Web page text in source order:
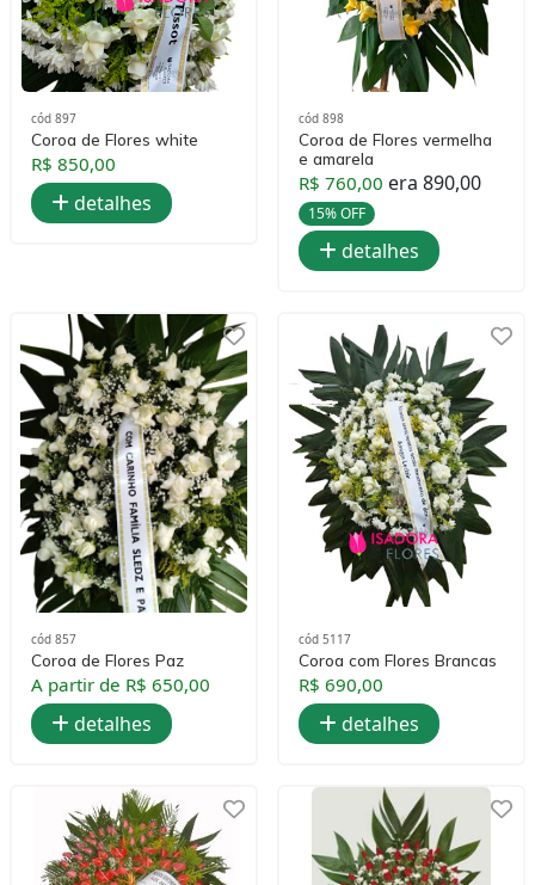
cód 897
Coroa de Flores white
R$ 850,00
detalhes
cód 898
Coroa de Flores vermelha
e amarela
R$ 760,00 era 890,00
15% OFF
detalhes
cód 857
Coroa de Flores Paz
A partir de R$ 650,00
detalhes
cód 5117
Coroa com Flores Brancas
R$ 690,00
detalhes